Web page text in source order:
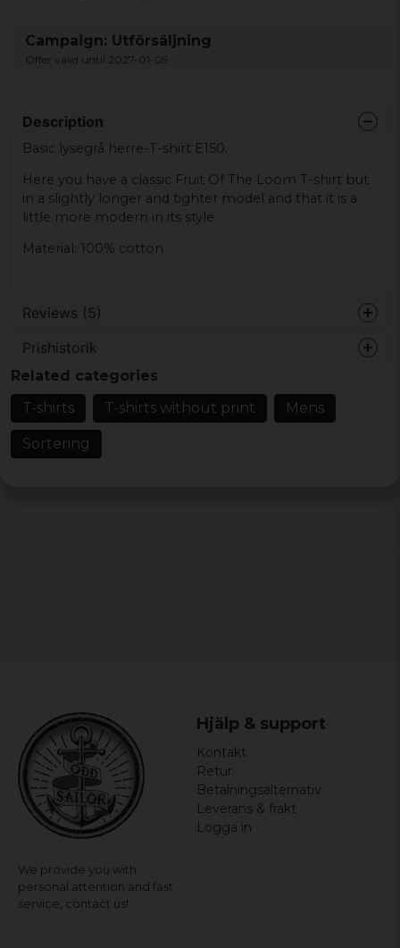
Campaign: Utförsäljning
Offer valid until 2027-01-09
Description
Basic lysegrå herre-T-shirt E150.
Here you have a classic Fruit Of The Loom T-shirt but
in a slightly longer and tighter model and that it is a
little more modern in its style.
Material: 100% cotton
Reviews (5)
1 year ago
Marita
4 years ago
Mjuk och skön och verkar bra kvalitet
Prishistorik
Related categories
T-shirts
T-shirts without print Mens
Sortering
We provide you with
personal attention and fast
service, contact us!
Hjälp & support
Kontakt
Retur
Betalningsalternativ
Leverans & frakt
Logga in